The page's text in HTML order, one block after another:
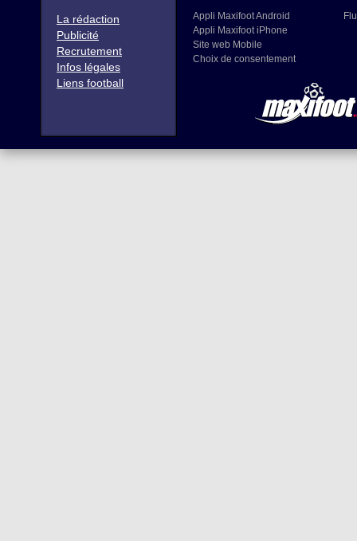
La rédaction
Publicité
Recrutement
Infos légales
Liens football
Appli Maxifoot Android
Appli Maxifoot iPhone
Site web Mobile
Choix de consentement